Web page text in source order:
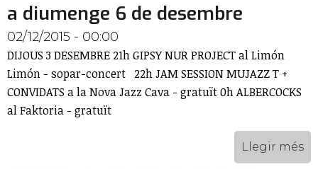
a diumenge 6 de desembre
02/12/2015 - 00:00
DIJOUS 3 DESEMBRE 21h GIPSY NUR PROJECT al Limón
Limón - sopar-concert 22h JAM SESSION MUJAZZ T +
CONVIDATS a la Nova Jazz Cava - gratuït 0h ALBERCOCKS
al Faktoria - gratuït
Llegir més